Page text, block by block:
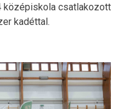
középiskola csatlakozott
kadéttal.